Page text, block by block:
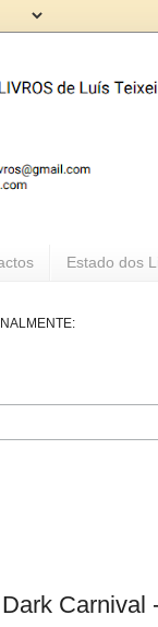
Estado dos
Dark Carnival